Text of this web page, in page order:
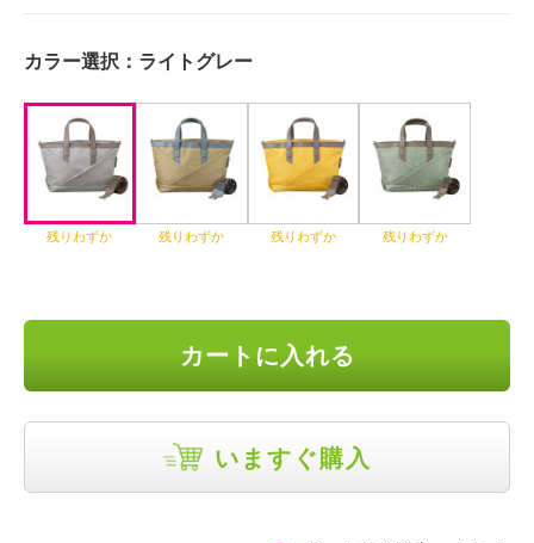
カラー選択： ライトグレー
残りわずか 残りわずか 残りわずか 残りわずか
カートに入れる
いますぐ購入